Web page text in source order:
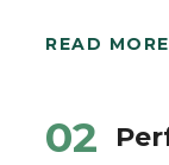
READ MORE
02